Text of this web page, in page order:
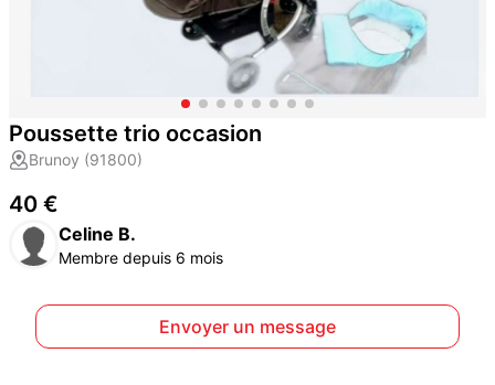
Poussette trio occasion
Brunoy (91800)
40 €
Celine B.
Membre depuis 6 mois
Envoyer un message